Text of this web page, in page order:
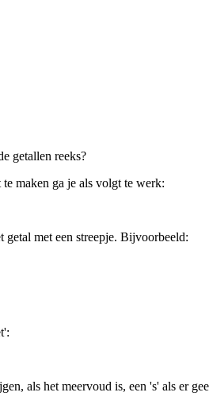
getallen reeks?
maken ga je als volgt te werk:
getal met een streepje. Bijvoorbeeld:
als het meervoud is, een 's' als er